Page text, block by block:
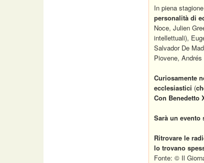
In piena
personalità di
Noce, Julien
intellettuali),
Salvador De
Piovene,
Curiosamente
ecclesiastici (
Con Benedetto
Sarà un evento
Ritrovare le
lo trovano
Fonte: © Il